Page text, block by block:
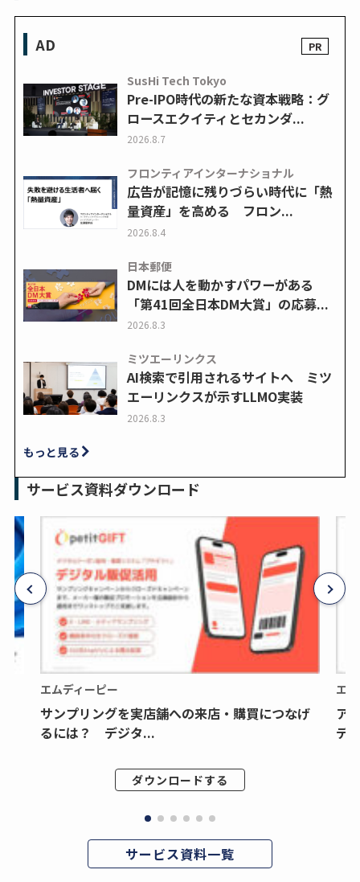
AD
SusHi Tech Tokyo
Pre-IPO時代の新たな資本戦略：グ
ロースエクイティとセカンダ...
2026.8.7
フロンティアインターナショナル
広告が記憶に残りづらい時代に「熱
量資産」を高める フロン...
2026.8.4
日本郵便
DMには人を動かすパワーがある
「第41回全日本DM大賞」の応募...
2026.8.3
ミツエーリンクス
AI検索で引用されるサイトへ ミツ
エーリンクスが示すLLMO実装
2026.8.3
もっと見る
サービス資料ダウンロード
エムディーピー
サンプリングを実店舗への来店・購買につなげ
るには？ デジタ...
ダウンロードする
エ
ア
デ
サービス資料一覧